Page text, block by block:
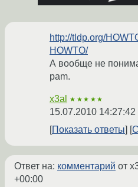
http://tldp.org/
HOWTO/
А вообще не
pam.
x3al ★★★★★
15.07.2010 14:27:42
Показать ответы
Ответ на: комментарий от
+00:00